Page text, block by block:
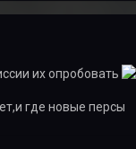
их опробовать
где новые персы